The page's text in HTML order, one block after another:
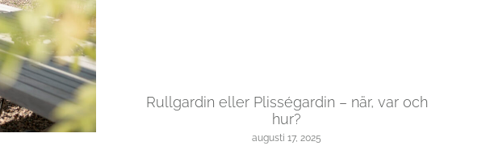
Rullgardin eller Plisségardin – när, var och
hur?
augusti 17, 2025